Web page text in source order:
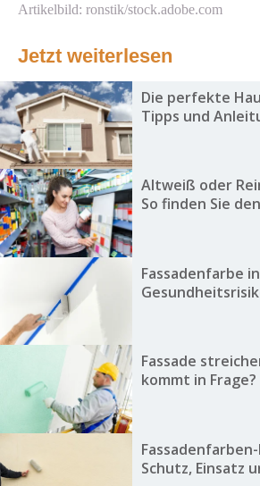
Artikelbild: ronstik/stock.adobe.com
Jetzt weiterlesen
Die perfekte
Tipps und
Altweiß oder
So finden Sie
Fassadenfarbe
Fassade
kommt in Frage?
Schutz, Einsatz